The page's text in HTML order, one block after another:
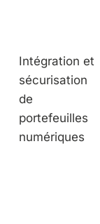
Intégration et
sécurisation
de
portefeuilles
numériques